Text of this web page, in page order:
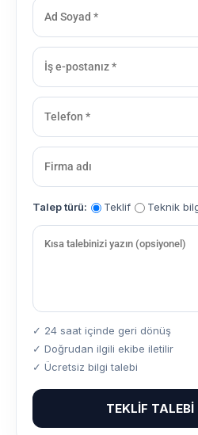
Talep türü: Teklif Teknik
✓ 24 saat içinde geri dönüş
✓ Doğrudan ilgili ekibe iletilir
✓ Ücretsiz bilgi talebi
TEKLIF TALEBI